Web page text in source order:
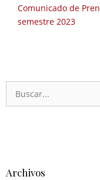
Comunicado de
semestre 2023
Archivos